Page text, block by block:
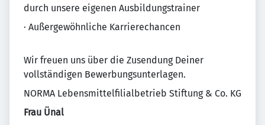
durch unsere eigenen Ausbildungstrainer
· Außergewöhnliche Karrierechancen
Wir freuen uns über die Zusendung Deiner
vollständigen Bewerbungsunterlagen.
NORMA Lebensmittelfilialbetrieb Stiftung & Co. KG
Frau Ünal